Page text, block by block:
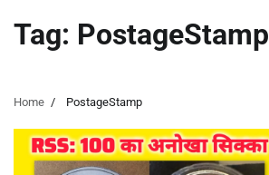
Tag: PostageStamp
Home PostageStamp